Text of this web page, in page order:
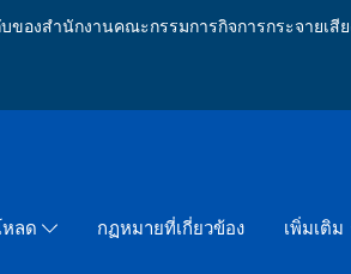
องสำนักงานคณะกรรมการกิจการกระจายเ
หลด กฏหมายที่เกี่ยวข้อง เพิ่มเติม